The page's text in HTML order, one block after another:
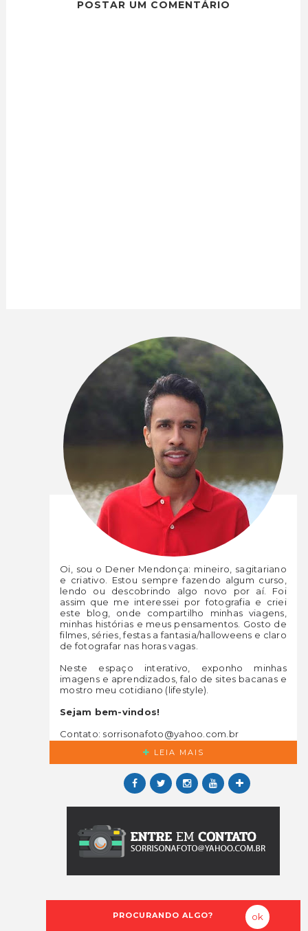
POSTAR UM COMENTÁRIO
Oi, sou o Dener Mendonça: mineiro, sagitariano
e criativo. Estou sempre fazendo algum curso,
lendo ou descobrindo algo novo por aí. Foi
assim que me interessei por fotografia e criei
este blog, onde compartilho minhas viagens,
minhas histórias e meus pensamentos. Gosto de
filmes, séries, festas a fantasia/halloweens e claro
de fotografar nas horas vagas.
Neste espaço interativo, exponho minhas
imagens e aprendizados, falo de sites bacanas e
mostro meu cotidiano (lifestyle).
Sejam bem-vindos!
Contato: sorrisonafoto@yahoo.com.br
LEIA MAIS